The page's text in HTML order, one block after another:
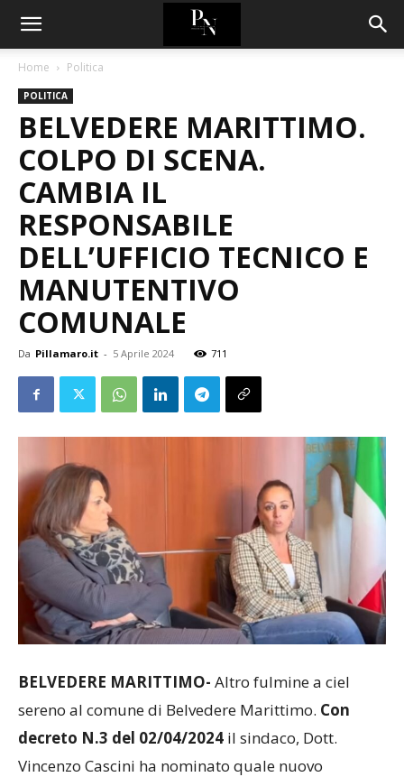
Home Politica
POLITICA
BELVEDERE MARITTIMO.
COLPO DI SCENA.
CAMBIA IL
RESPONSABILE
DELL’UFFICIO TECNICO E
MANUTENTIVO
COMUNALE
Da Pillamaro.it - 5 Aprile 2024 711
BELVEDERE MARITTIMO- Altro fulmine a ciel
sereno al comune di Belvedere Marittimo. Con
decreto N.3 del 02/04/2024 il sindaco, Dott.
Vincenzo Cascini ha nominato quale nuovo